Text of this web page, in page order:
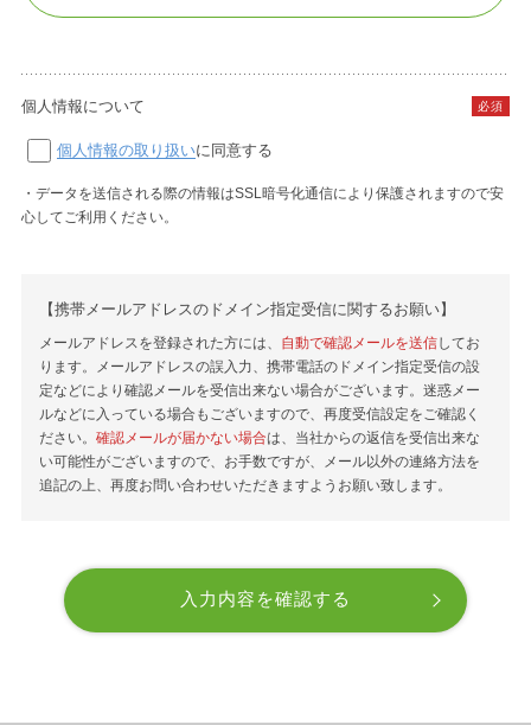
個人情報について 必須
個人情報の取り扱いに同意する
・データを送信される際の情報はSSL暗号化通信により保護されますので安
心してご利用ください。
【携帯メールアドレスのドメイン指定受信に関するお願い】
メールアドレスを登録された方には、 自動で確認メールを送信してお
ります。メールアドレスの誤入力、携帯電話のドメイン指定受信の設
定などにより確認メールを受信出来ない場合がございます。迷惑メー
ルなどに入っている場合もございますので、再度受信設定をご確認く
ださい。 確認メールが届かない場合は、当社からの返信を受信出来な
い可能性がございますので、お手数ですが、メール以外の連絡方法を
追記の上、再度お問い合わせいただきますようお願い致します。